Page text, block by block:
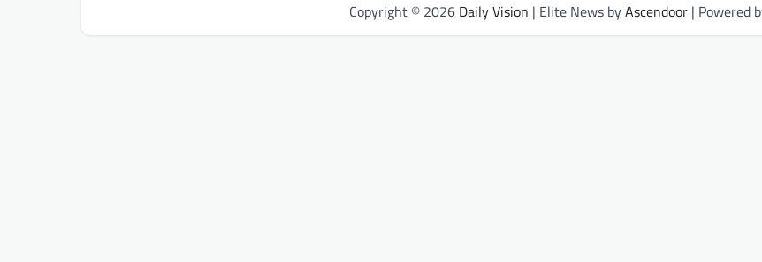
Copyright © 2026 Daily Vision | Elite News byAscendoor | Powered